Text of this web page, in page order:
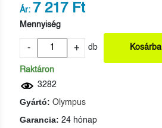
Ár: 7 217 Ft
Mennyiség
- + db Kosárba
Raktáron
3282
Gyártó: Olympus
Garancia: 24 hónap